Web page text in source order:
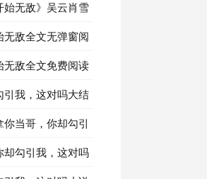
阅读
始无敌》吴云肖雪
章节
无敌全文无弹窗阅
新阅读
无敌全文免费阅读
少年吴云
引我，这对吗大结
货当哥，你却勾引
新章节在线阅读
却勾引我，这对吗